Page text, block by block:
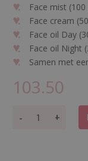
Face mist (100
Face cream
Face oil Day
Face oil Night
Samen met
103.50
- +